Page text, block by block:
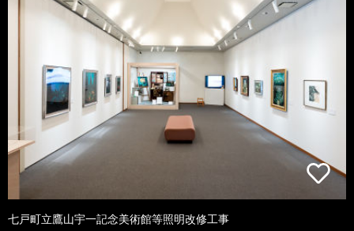
七戸町立鷹山宇一記念美術館等照明改修工事